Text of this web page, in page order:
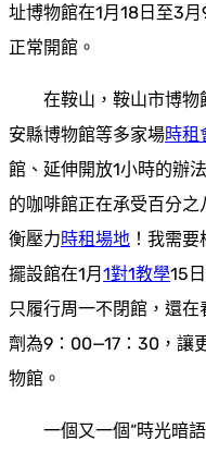
址博物館在1月18日至3
正常開館。
在鞍山，鞍山市博物
安縣博物館等多家場時租
館、延伸開放1小時的辦
的咖啡館正在承受百分
衡壓力時租場地 ！我需
擺設館在1月 1對1教學15
只履行周一不閉館，還
劑為9：00—17：30，讓
物館。
一個又一個“時光暗